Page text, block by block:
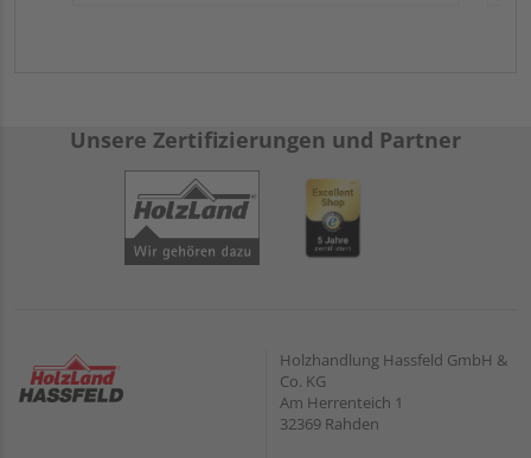
Unsere Zertifizierungen und Partner
Holzhandlung Hassfeld GmbH &
Co. KG
Am Herrenteich 1
32369 Rahden